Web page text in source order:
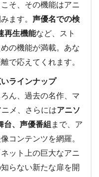
そ、その機能はアニ
ます。 声優名での検
再生機能など、スト
の機能が満載。あな
で応えてくれます。
ラインナップ
ん、過去の名作、マ
メ、さらにはアニソ
台、声優番組 まで、ア
コンテンツを網羅。
ット上の巨大なアニ
らない新たな扉を開